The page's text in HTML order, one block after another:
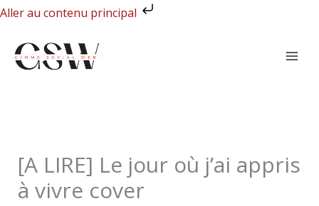
Aller au contenu principal
Aller
contenu
[A LIRE] Le jour où j’ai appris
à vivre cover